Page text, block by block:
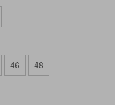
46 48